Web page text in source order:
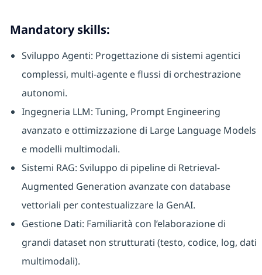
Mandatory skills:
Sviluppo Agenti: Progettazione di sistemi agentici
complessi, multi-agente e flussi di orchestrazione
autonomi.
Ingegneria LLM: Tuning, Prompt Engineering
avanzato e ottimizzazione di Large Language Models
e modelli multimodali.
Sistemi RAG: Sviluppo di pipeline di Retrieval-
Augmented Generation avanzate con database
vettoriali per contestualizzare la GenAI.
Gestione Dati: Familiarità con l’elaborazione di
grandi dataset non strutturati (testo, codice, log, dati
multimodali).